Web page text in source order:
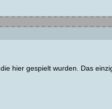
hier gespielt wurden. Das